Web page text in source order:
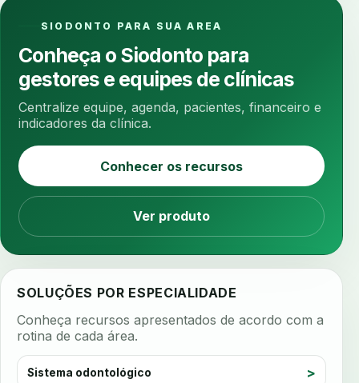
ansiedade odontologica antes e depois
antibiotico antibioticos
anticoagulantes aparelho intraoral
apertamento diurno apinhamento dentario
apneia do sono apneia sono
apps clinicos aprendizado federado
apresentacao de plano
arcos personalizados armazenamento dados
armazenamento materiais arquivamento exames
arquivo clinico arquivos 3d
assimetria facial assinatura biometrica
SIODONTO PARA SUA AREA
Conheça o Siodonto para
gestores e equipes de clínicas
Centralize equipe, agenda, pacientes, financeiro e
indicadores da clínica.
Conhecer os recursos
Ver produto
SOLUÇÕES POR ESPECIALIDADE
Conheça recursos apresentados de acordo com a
rotina de cada área.
Sistema odontológico